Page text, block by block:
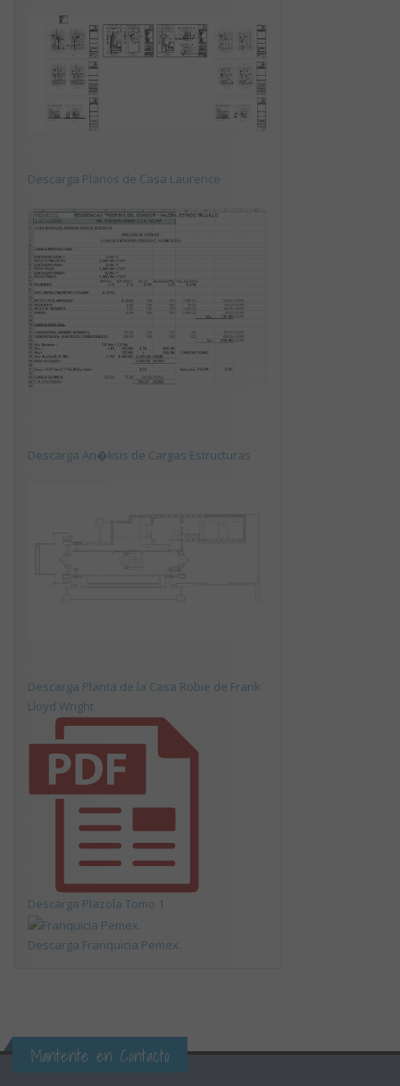
Descarga Planos de Casa Laurence
Descarga An�lisis de Cargas Estructuras
Descarga Planta de la Casa Robie de Frank
Lloyd Wright
Descarga Plazola Tomo 1
Descarga Franquicia Pemex.
Mantente en Contacto